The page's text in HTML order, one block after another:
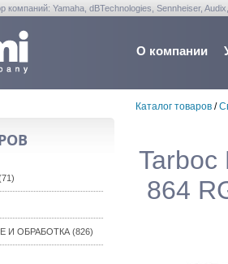
Yamaha, dBTechnologies, Sennheiser,
О компании
И ОБРАБОТКА (826)
Каталог товаров/
Tarboc
864